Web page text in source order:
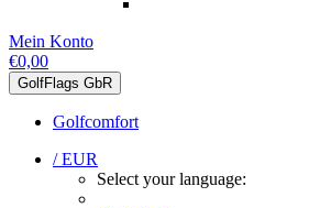
Mein Konto
€0,00
GolfFlags GbR
Golfcomfort
/ EUR
Select your language: